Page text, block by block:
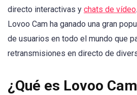
directo interactivas y chats de vídeo
Lovoo Cam ha ganado una gran
de usuarios en todo el mundo que
retransmisiones en directo de
¿Qué es Lovoo